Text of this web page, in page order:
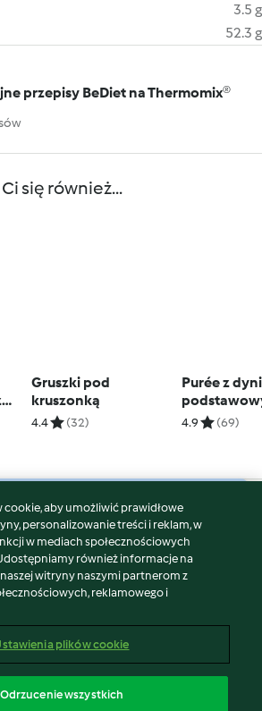
3.5 g
52.3 g
przepisy BeDiet na Thermomix®
się również...
Gruszki pod
kruszonką
4.4 (32)
Purée z
4.9 (69)
cookie, aby umożliwić prawidłowe
personalizowanie treści i reklam, w
w mediach społecznościowych
również informacje na
witryny naszymi partnerom z
reklamowego i
plików cookie
Odrzucenie wszystkich